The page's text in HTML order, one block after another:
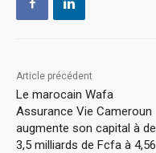
Article précédent
Le marocain Wafa
Assurance Vie Cameroun
augmente son capital à de
3,5 milliards de Fcfa à 4,56